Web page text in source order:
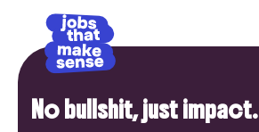
No bullshit, just impact.